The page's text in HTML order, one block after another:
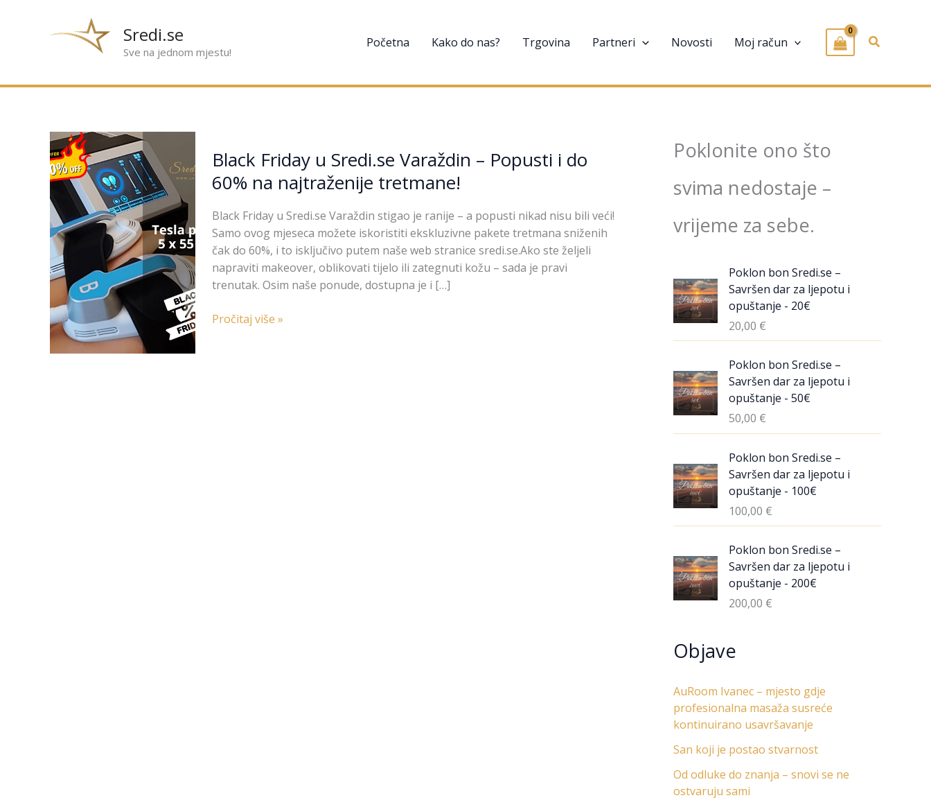
Sredi.se
Sve na jednom mjestu!
Početna Kako do nas? Trgovina Partneri Novosti Moj račun
Black Friday u Sredi.se Varaždin – Popusti i do
60% na najtraženije tretmane!
Black Friday u Sredi.se Varaždin stigao je ranije – a popusti nikad nisu bili veći!
Samo ovog mjeseca možete iskoristiti ekskluzivne pakete tretmana sniženih
čak do 60%, i to isključivo putem naše web stranice sredi.se.Ako ste željeli
napraviti makeover, oblikovati tijelo ili zategnuti kožu – sada je pravi
trenutak. Osim naše ponude, dostupna je i […]
Friday
u
Sredi.se
Varaždin
–
Popusti
do
na
najtraženije
Pročitaj više »
Poklonite ono što
svima nedostaje –
vrijeme za sebe.
Poklon bon Sredi.se –
Savršen dar za ljepotu i
opuštanje - 20€
20,00 €
Poklon bon Sredi.se –
Savršen dar za ljepotu i
opuštanje - 50€
50,00 €
Poklon bon Sredi.se –
Savršen dar za ljepotu i
opuštanje - 100€
100,00 €
Poklon bon Sredi.se –
Savršen dar za ljepotu i
opuštanje - 200€
200,00 €
Objave
AuRoom Ivanec – mjesto gdje
profesionalna masaža susreće
kontinuirano usavršavanje
San koji je postao stvarnost
Od odluke do znanja – snovi se ne
ostvaruju sami